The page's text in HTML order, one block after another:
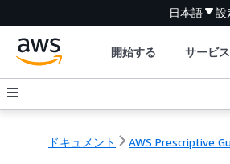
日本語 設
開始する サービ
ドキュメント AWS Prescriptive